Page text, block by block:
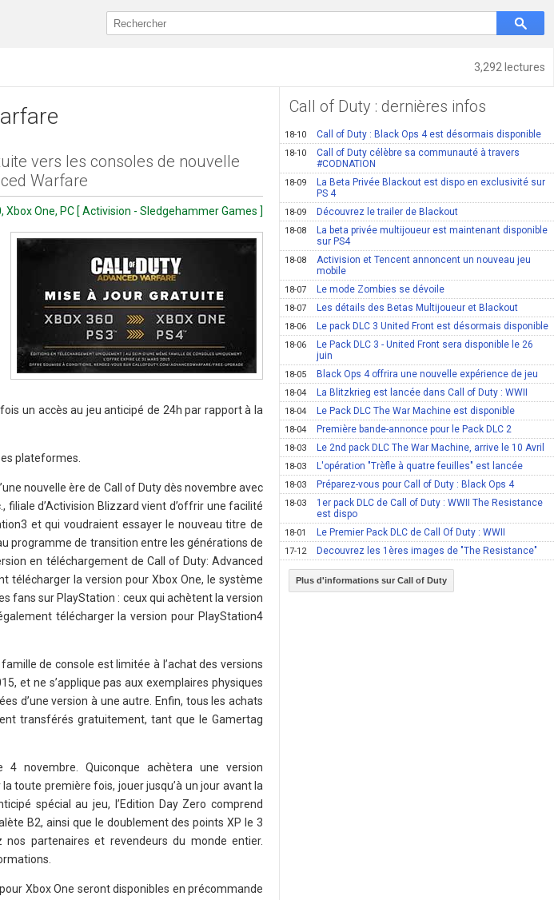
3,292 lectures
vers les consoles de nouvelle
Warfare
Xbox One, PC [ Activision - Sledgehammer Games ]
un accès au jeu anticipé de 24h par rapport à la
plateformes.
nouvelle ère de Call of Duty dès novembre avec
filiale d’Activision Blizzard vient d’offrir une facilité
et qui voudraient essayer le nouveau titre de
programme de transition entre les générations de
en téléchargement de Call of Duty: Advanced
télécharger la version pour Xbox One, le système
fans sur PlayStation : ceux qui achètent la version
télécharger la version pour PlayStation4
de console est limitée à l’achat des versions
et ne s’applique pas aux exemplaires physiques
d’une version à une autre. Enfin, tous les achats
transférés gratuitement, tant que le Gamertag
novembre. Quiconque achètera une version
toute première fois, jouer jusqu’à un jour avant la
spécial au jeu, l’Edition Day Zero comprend
B2, ainsi que le doublement des points XP le 3
partenaires et revendeurs du monde entier.
Xbox One seront disponibles en précommande
Call of Duty : dernières infos
18-10 Call of Duty : Black Ops 4 est désormais disponible
18-10
Call of Duty célèbre sa communauté à travers
#CODNATION
18-09
La Beta Privée Blackout est dispo en exclusivité sur
PS 4
18-09 Découvrez le trailer de Blackout
18-08
La beta privée multijoueur est maintenant disponible
sur PS4
18-08
Activision et Tencent annoncent un nouveau jeu
mobile
18-07 Le mode Zombies se dévoile
18-07 Les détails des Betas Multijoueur et Blackout
18-06 Le pack DLC 3 United Front est désormais disponible
18-06
Le Pack DLC 3 - United Front sera disponible le 26
juin
18-05 Black Ops 4 offrira une nouvelle expérience de jeu
18-04 La Blitzkrieg est lancée dans Call of Duty : WWII
18-04 Le Pack DLC The War Machine est disponible
18-04 Première bande-annonce pour le Pack DLC 2
18-03 Le 2nd pack DLC The War Machine, arrive le 10 Avril
18-03 L'opération "Trèfle à quatre feuilles" est lancée
18-03 Préparez-vous pour Call of Duty : Black Ops 4
18-03
1er pack DLC de Call of Duty : WWII The Resistance
est dispo
18-01 Le Premier Pack DLC de Call Of Duty : WWII
17-12 Decouvrez les 1ères images de "The Resistance"
Plus d'informations sur Call of Duty